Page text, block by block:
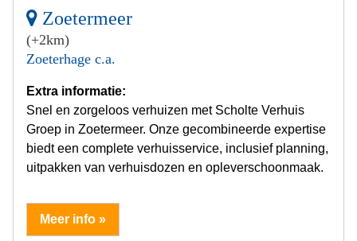
Zoetermeer
(+2km)
Zoeterhage c.a.
Extra informatie:
Snel en zorgeloos verhuizen met Scholte Verhuis
Groep in Zoetermeer. Onze gecombineerde expertise
biedt een complete verhuisservice, inclusief planning,
uitpakken van verhuisdozen en opleverschoonmaak.
Meer info »